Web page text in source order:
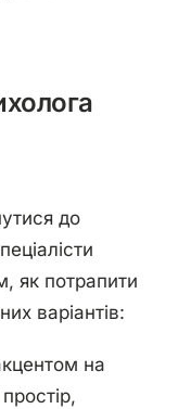
до
як потрапити
варіантів:
на